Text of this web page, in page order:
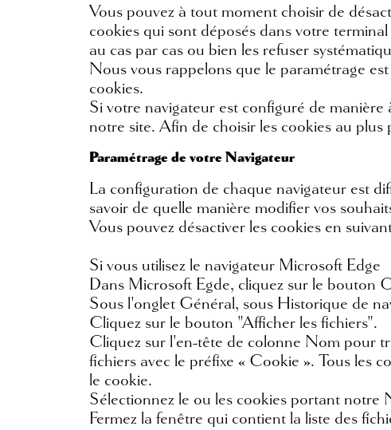
Vous pouvez à tout moment choisir de
cookies qui sont déposés dans votre
au cas par cas ou bien les refuser
Nous vous rappelons que le paramétrage
cookies.
Si votre navigateur est configuré de
notre site. Afin de choisir les cookies au
Paramétrage de votre Navigateur
La configuration de chaque navigateur est
savoir de quelle manière modifier vos
Vous pouvez désactiver les cookies en
Si vous utilisez le navigateur Microsoft Edge
Dans Microsoft Egde, cliquez sur le bouton
Sous l'onglet Général, sous Historique de
Cliquez sur le bouton "Afficher les fichiers".
Cliquez sur l'en-tête de colonne Nom pour
fichiers avec le préfixe « Cookie ». Tous les
le cookie.
Sélectionnez le ou les cookies portant notre
Fermez la fenêtre qui contient la liste des